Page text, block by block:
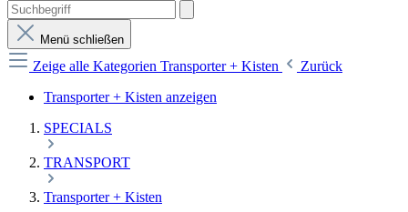
Menü schließen
Zeige alle Kategorien Transporter + Kisten
Zurück
Transporter + Kisten anzeigen
SPECIALS
TRANSPORT
Transporter + Kisten